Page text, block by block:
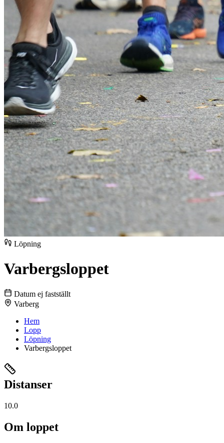
Löpning
Varbergsloppet
Datum ej fastställt
Varberg
Hem
Lopp
Löpning
Varbergsloppet
Distanser
10.0
Om loppet